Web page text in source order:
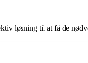
løsning til at få de